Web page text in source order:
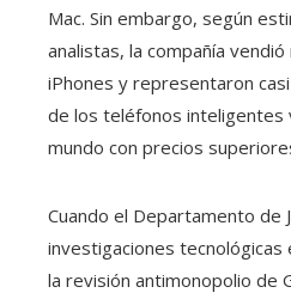
Mac. Sin embargo, según
analistas, la compañía
iPhones y representaron
de los teléfonos inteligentes
mundo con precios
Cuando el Departamento de
investigaciones
la revisión antimonopolio de